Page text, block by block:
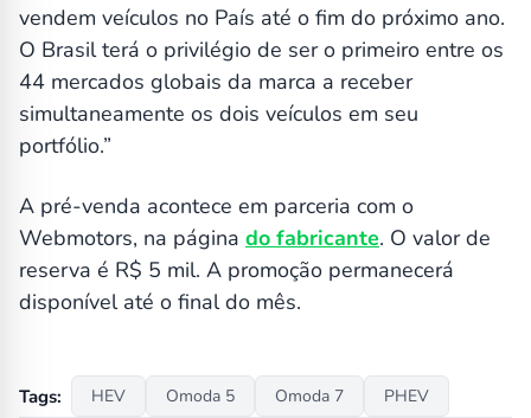
vendem veículos no País até o fim do próximo ano.
O Brasil terá o privilégio de ser o primeiro entre os
44 mercados globais da marca a receber
simultaneamente os dois veículos em seu
portfólio.”
A pré-venda acontece em parceria com o
Webmotors, na página do fabricante. O valor de
reserva é R$ 5 mil. A promoção permanecerá
disponível até o final do mês.
Tags: HEV Omoda 5 Omoda 7 PHEV